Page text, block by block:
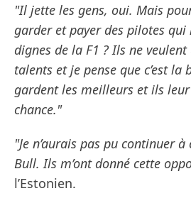
"Il jette les gens, oui. Mais
garder et payer des pilotes qui
dignes de la F1 ? Ils ne
talents et je pense que c’est la
gardent les meilleurs et ils
chance."
"Je n’aurais pas pu continuer
Bull. Ils m’ont donné cette
l’Estonien.